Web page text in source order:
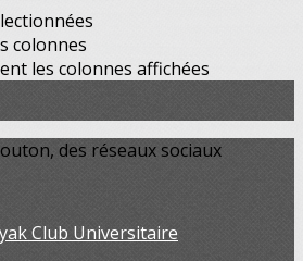
colonnes
les colonnes affichées
des réseaux sociaux